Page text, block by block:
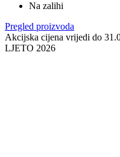
Na zalihi
Pregled proizvoda
Akcijska cijena vrijedi do
LJETO 2026